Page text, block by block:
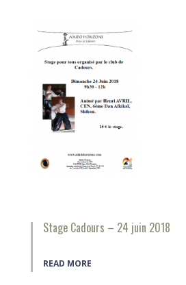
Stage Cadours – 24 juin 2018
READ MORE